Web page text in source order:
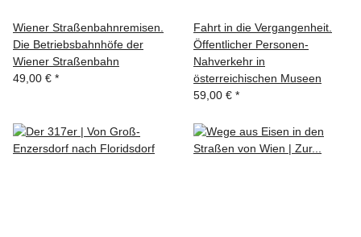
Wiener Straßenbahnremisen.
Die Betriebsbahnhöfe der
Wiener Straßenbahn
49,00 € *
Fahrt in die Vergangenheit.
Öffentlicher Personen-
Nahverkehr in
österreichischen Museen
59,00 € *